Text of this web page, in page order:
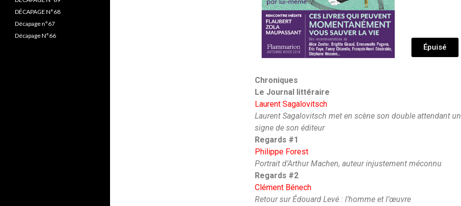
Épuisé
Chroniques
Le Journal littéraire
Laurent Sagalovitsch
Laurent Sagalovitsch met en scène son double attendant un
signe de son éditeur
Regards #1
Philippe Forest
Portrait d’Arthur Machen, auteur injustement méconnu
Regards #2
Clément Bénech
Retour sur Édouard Levé : l’homme et l’œuvre
DÉCAPAGE N°68
Décapage n°67
Décapage N°66